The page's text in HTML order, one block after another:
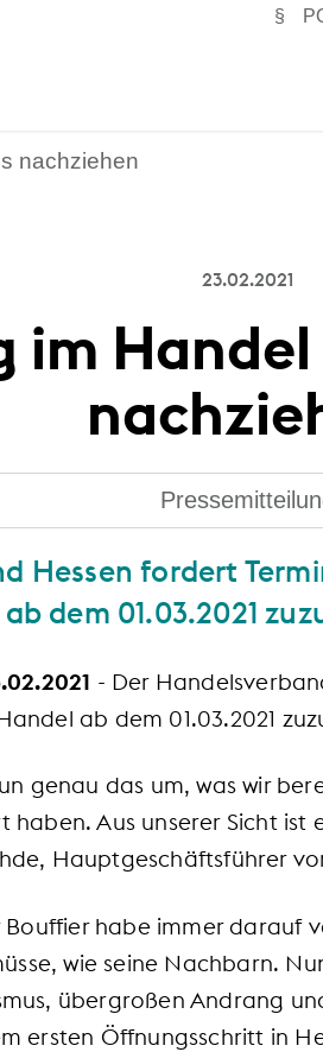
§
nachziehen
23.02.2021
Handel
Hessen fordert
dem 01.03.2021
- Der
ab dem 01.03.2021
genau das um, was wir
Aus unserer Sicht ist
Hauptgeschäftsführer
habe immer darauf
wie seine Nachbarn.
übergroßen Andrang
ersten Öffnungsschritt in